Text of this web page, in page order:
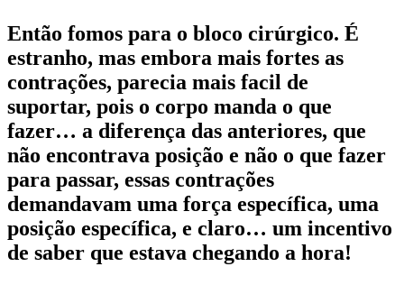
Então fomos para o bloco cirúrgico. É
estranho, mas embora mais fortes as
contrações, parecia mais facil de
suportar, pois o corpo manda o que
fazer… a diferença das anteriores, que
não encontrava posição e não o que fazer
para passar, essas contrações
demandavam uma força específica, uma
posição específica, e claro… um incentivo
de saber que estava chegando a hora!